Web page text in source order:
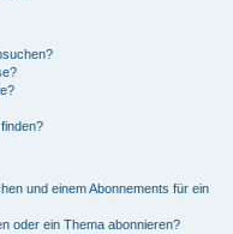
und einem Abonnements für ein
oder ein Thema abonnieren?